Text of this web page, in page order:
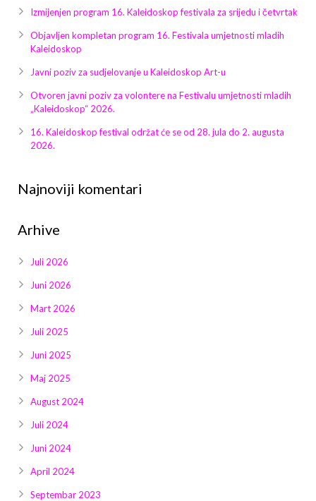
Izmijenjen program 16. Kaleidoskop festivala za srijedu i četvrtak
Objavljen kompletan program 16. Festivala umjetnosti mladih
Kaleidoskop
Javni poziv za sudjelovanje u Kaleidoskop Art-u
Otvoren javni poziv za volontere na Festivalu umjetnosti mladih
„Kaleidoskop“ 2026.
16. Kaleidoskop festival održat će se od 28. jula do 2. augusta
2026.
Najnoviji komentari
Arhive
Juli 2026
Juni 2026
Mart 2026
Juli 2025
Juni 2025
Maj 2025
August 2024
Juli 2024
Juni 2024
April 2024
Septembar 2023